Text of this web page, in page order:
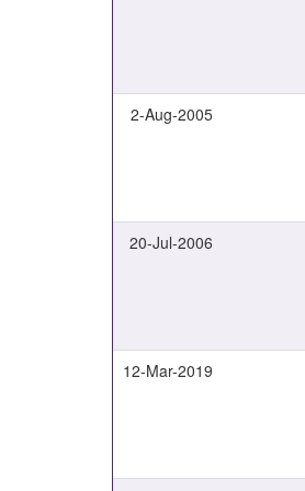
2-Aug-2005
20-Jul-2006
12-Mar-2019